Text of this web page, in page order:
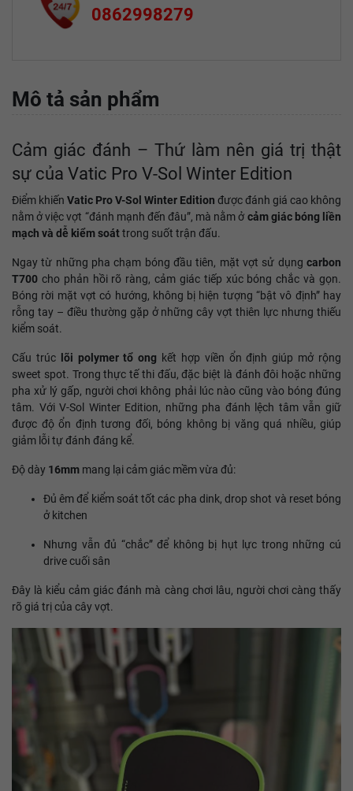
0862998279
Mô tả sản phẩm
Cảm giác đánh – Thứ làm nên giá trị thật
sự của Vatic Pro V-Sol Winter Edition
Điểm khiến Vatic Pro V-Sol Winter Edition được đánh giá cao không
nằm ở việc vợt “đánh mạnh đến đâu”, mà nằm ở cảm giác bóng liền
mạch và dễ kiểm soáttrong suốt trận đấu.
Ngay từ những pha chạm bóng đầu tiên, mặt vợt sử dụng carbon
T700 cho phản hồi rõ ràng, cảm giác tiếp xúc bóng chắc và gọn.
Bóng rời mặt vợt có hướng, không bị hiện tượng “bật vô định” hay
rỗng tay – điều thường gặp ở những cây vợt thiên lực nhưng thiếu
kiểm soát.
Cấu trúc lõi polymer tổ ong kết hợp viền ổn định giúp mở rộng
sweet spot. Trong thực tế thi đấu, đặc biệt là đánh đôi hoặc những
pha xử lý gấp, người chơi không phải lúc nào cũng vào bóng đúng
tâm. Với V-Sol Winter Edition, những pha đánh lệch tâm vẫn giữ
được độ ổn định tương đối, bóng không bị văng quá nhiều, giúp
giảm lỗi tự đánh đáng kể.
Độ dày 16mm mang lại cảm giác mềm vừa đủ:
Đủ êm để kiểm soát tốt các pha dink, drop shot và reset bóng
ở kitchen
Nhưng vẫn đủ “chắc” để không bị hụt lực trong những cú
drive cuối sân
Đây là kiểu cảm giác đánh mà càng chơi lâu, người chơi càng thấy
rõ giá trị của cây vợt.